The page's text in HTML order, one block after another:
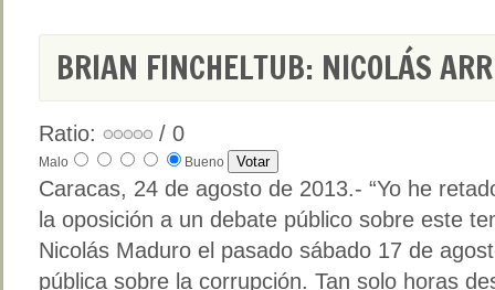
BRIAN FINCHELTUB: NICOLÁS
Ratio: / 0
Malo Bueno
Caracas, 24 de agosto de 2013.- “Yo he
la oposición a un debate público sobre este
Nicolás Maduro el pasado sábado 17 de
pública sobre la corrupción. Tan solo horas